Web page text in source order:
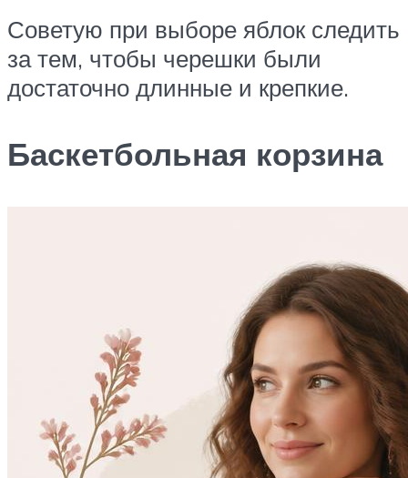
Советую при выборе яблок следить
за тем, чтобы черешки были
достаточно длинные и крепкие.
Баскетбольная корзина